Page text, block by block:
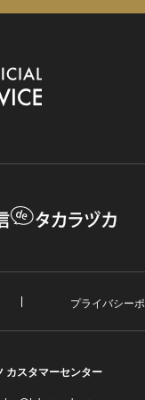
プライバシー
カスタマーセンター